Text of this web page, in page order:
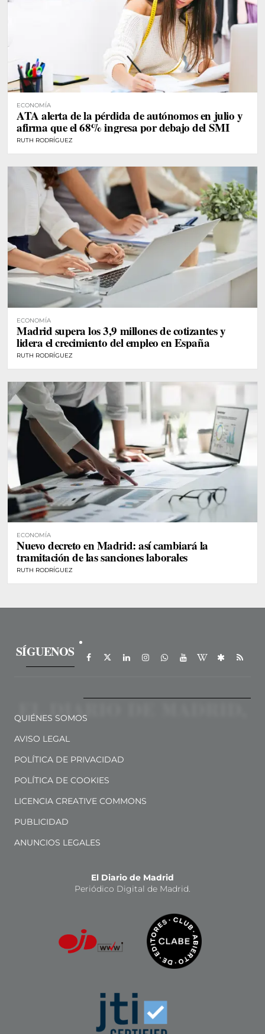
ECONOMÍA
ATA alerta de la pérdida de autónomos en julio y
afirma que el 68% ingresa por debajo del SMI
RUTH RODRÍGUEZ
ECONOMÍA
Madrid supera los 3,9 millones de cotizantes y
lidera el crecimiento del empleo en España
RUTH RODRÍGUEZ
ECONOMÍA
Nuevo decreto en Madrid: así cambiará la
tramitación de las sanciones laborales
RUTH RODRÍGUEZ
SÍGUENOS
QUIÉNES SOMOS
AVISO LEGAL
POLÍTICA DE PRIVACIDAD
POLÍTICA DE COOKIES
LICENCIA CREATIVE COMMONS
PUBLICIDAD
ANUNCIOS LEGALES
El Diario de Madrid
Periódico Digital de Madrid.